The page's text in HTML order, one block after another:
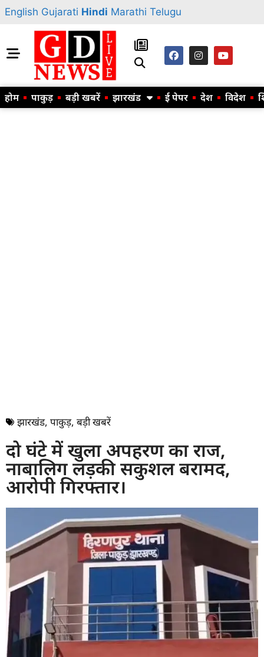
English Gujarati Hindi Marathi Telugu
होम पाकुड़ बड़ी खबरें झारखंड ई पेपर देश विदेश
झारखंड, पाकुड़, बड़ी खबरें
दो घंटे में खुला अपहरण का राज,
नाबालिग लड़की सकुशल बरामद,
आरोपी गिरफ्तार।